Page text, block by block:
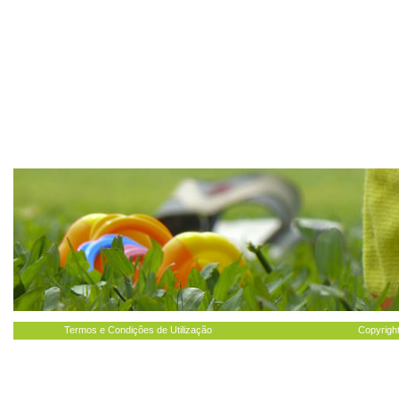
Termos e Condições de Utilização